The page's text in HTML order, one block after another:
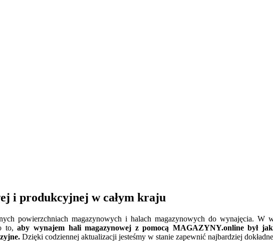
i produkcyjnej w całym kraju
powierzchniach magazynowych i halach magazynowych do wynajęcia. W
o to,aby wynajem hali magazynowej z pomocą MAGAZYNY.online był
Dzięki codziennej aktualizacji jesteśmy w stanie zapewnić najbardziej